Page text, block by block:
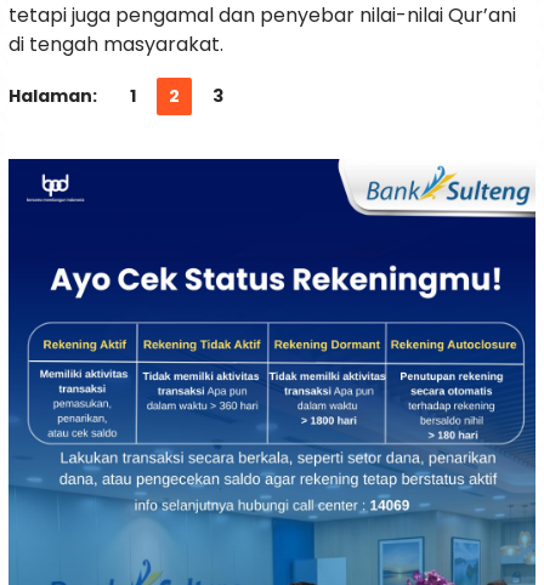
tetapi juga pengamal dan penyebar nilai-nilai Qur’ani
di tengah masyarakat.
Halaman: 1 2 3